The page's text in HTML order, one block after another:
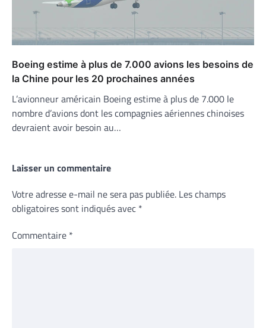
Boeing estime à plus de 7.000 avions les besoins de
la Chine pour les 20 prochaines années
L’avionneur américain Boeing estime à plus de 7.000 le
nombre d’avions dont les compagnies aériennes chinoises
devraient avoir besoin au…
Laisser un commentaire
Votre adresse e-mail ne sera pas publiée. Les champs
obligatoires sont indiqués avec *
Commentaire *